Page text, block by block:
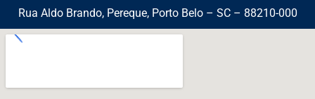
Rua Aldo Brando, Pereque, Porto Belo – SC – 88210-000